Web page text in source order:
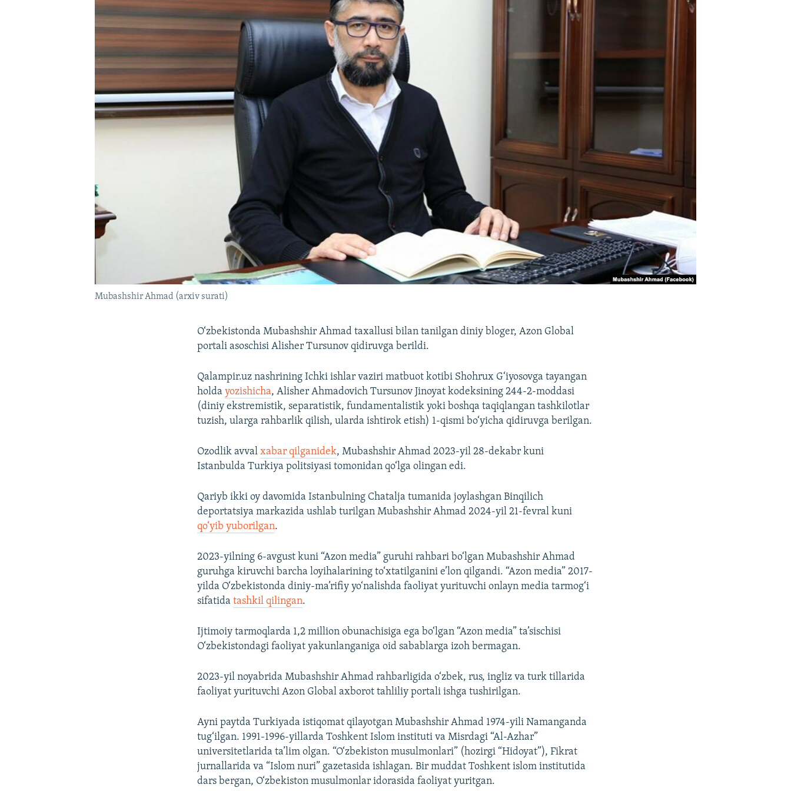
Mubashshir Ahmad (arxiv surati)
O‘zbekistonda Mubashshir Ahmad taxallusi bilan tanilgan diniy bloger, Azon Global
portali asoschisi Alisher Tursunov qidiruvga berildi.
Qalampir.uz nashrining Ichki ishlar vaziri matbuot kotibi Shohrux G‘iyosovga tayangan
holdayozishicha, Alisher Ahmadovich Tursunov Jinoyat kodeksining 244-2-moddasi
(diniy ekstremistik, separatistik, fundamentalistik yoki boshqa taqiqlangan tashkilotlar
tuzish, ularga rahbarlik qilish, ularda ishtirok etish) 1-qismi bo‘yicha qidiruvga berilgan.
Ozodlik avvalxabar qilganidek, Mubashshir Ahmad 2023-yil 28-dekabr kuni
Istanbulda Turkiya politsiyasi tomonidan qo‘lga olingan edi.
Qariyb ikki oy davomida Istanbulning Chatalja tumanida joylashgan Binqilich
deportatsiya markazida ushlab turilgan Mubashshir Ahmad 2024-yil 21-fevral kuni
qo‘yib yuborilgan.
2023-yilning 6-avgust kuni “Azon media” guruhi rahbari bo‘lgan Mubashshir Ahmad
guruhga kiruvchi barcha loyihalarining to‘xtatilganini e’lon qilgandi. “Azon media” 2017-
yilda O‘zbekistonda diniy-ma’rifiy yo‘nalishda faoliyat yurituvchi onlayn media tarmog‘i
sifatidatashkil qilingan.
Ijtimoiy tarmoqlarda 1,2 million obunachisiga ega bo‘lgan “Azon media” ta’sischisi
O‘zbekistondagi faoliyat yakunlanganiga oid sabablarga izoh bermagan.
2023-yil noyabrida Mubashshir Ahmad rahbarligida o‘zbek, rus, ingliz va turk tillarida
faoliyat yurituvchi Azon Global axborot tahliliy portali ishga tushirilgan.
Ayni paytda Turkiyada istiqomat qilayotgan Mubashshir Ahmad 1974-yili Namanganda
tug‘ilgan. 1991-1996-yillarda Toshkent Islom instituti va Misrdagi “Al-Azhar”
universitetlarida ta’lim olgan. “O‘zbekiston musulmonlari” (hozirgi “Hidoyat”), Fikrat
jurnallarida va “Islom nuri” gazetasida ishlagan. Bir muddat Toshkent islom institutida
dars bergan, O‘zbekiston musulmonlar idorasida faoliyat yuritgan.